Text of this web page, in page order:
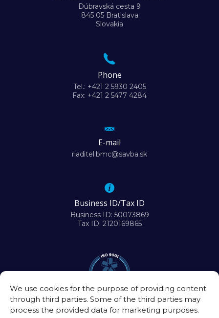
We use cookies for the purpose of providing content
through third parties. Some of the third parties may
process the provided data for marketing purposes.
Dúbravská cesta 9
845 05 Bratislava
Slovakia
Phone
Tel.: +421 2 5930 2405
Fax: +421 2 5477 4284
E-mail
riaditel.bmc@savba.sk
Business ID/Tax ID
Business ID: 50073869
Tax ID: 2120169865